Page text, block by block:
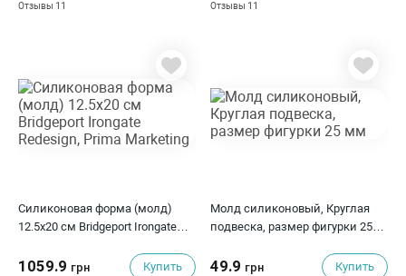
Отзывы 11 Отзывы 11
Силиконовая форма (молд)
12.5х20 см Bridgeport Irongate
1059.9 грн Купить
Молд силиконовый, Круглая
подвеска, размер фигурки 25
49.9 грн Купить